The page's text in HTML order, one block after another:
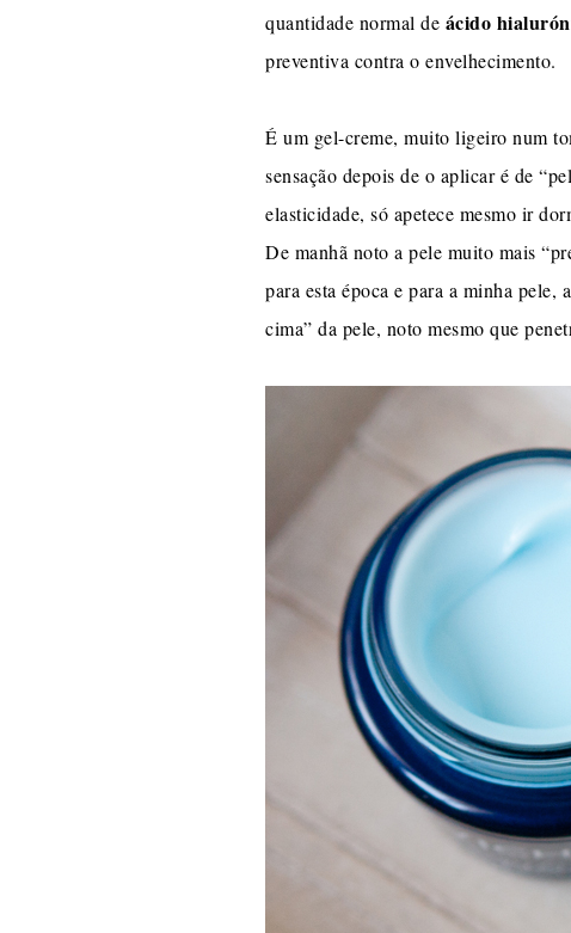
quantidade normal de ácido
preventiva contra o envelhecimento.
É um gel-creme, muito ligeiro num
sensação depois de o aplicar é de
elasticidade, só apetece mesmo ir
De manhã noto a pele muito mais
para esta época e para a minha
cima” da pele, noto mesmo que